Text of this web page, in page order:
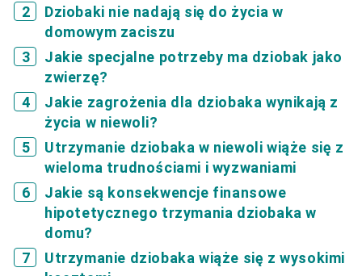
Dziobaki nie nadają się do życia w
domowym zaciszu
Jakie specjalne potrzeby ma dziobak jako
zwierzę?
Jakie zagrożenia dla dziobaka wynikają z
życia w niewoli?
Utrzymanie dziobaka w niewoli wiąże się z
wieloma trudnościami i wyzwaniami
Jakie są konsekwencje finansowe
hipotetycznego trzymania dziobaka w
domu?
Utrzymanie dziobaka wiąże się z wysokimi